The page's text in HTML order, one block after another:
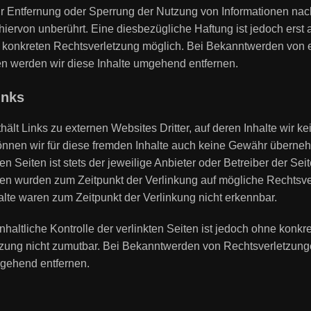
Entfernung oder Sperrung der Nutzung von Informationen
unberührt. Eine diesbezügliche Haftung ist jedoch erst
Rechtsverletzung möglich. Bei Bekanntwerden von
werden wir diese Inhalte umgehend entfernen.
Links zu externen Websites Dritter, auf deren Inhalte wir
wir für diese fremden Inhalte auch keine Gewähr
Seiten ist stets der jeweilige Anbieter oder Betreiber der
wurden zum Zeitpunkt der Verlinkung auf mögliche
waren zum Zeitpunkt der Verlinkung nicht erkennbar.
Kontrolle der verlinkten Seiten ist jedoch ohne
nicht zumutbar. Bei Bekanntwerden von
entfernen.